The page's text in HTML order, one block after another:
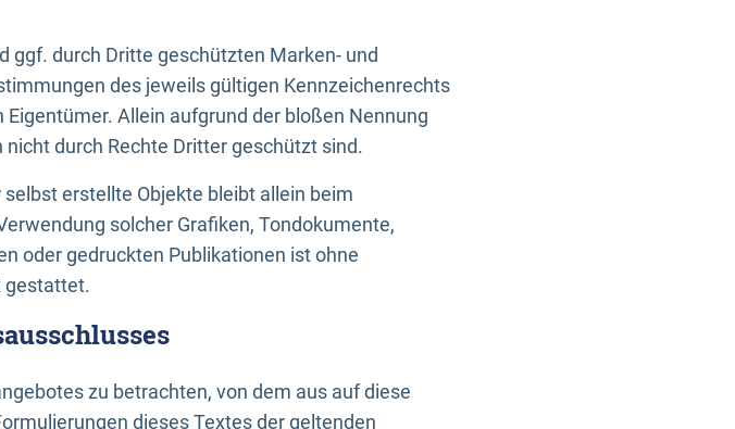
ggf. durch Dritte geschützten Marken- und
des jeweils gültigen Kennzeichenrechts
Allein aufgrund der bloßen Nennung
durch Rechte Dritter geschützt sind.
erstellte Objekte bleibt allein beim
solcher Grafiken, Tondokumente,
oder gedruckten Publikationen ist ohne
gestattet.
zu betrachten, von dem aus auf diese
dieses Textes der geltenden